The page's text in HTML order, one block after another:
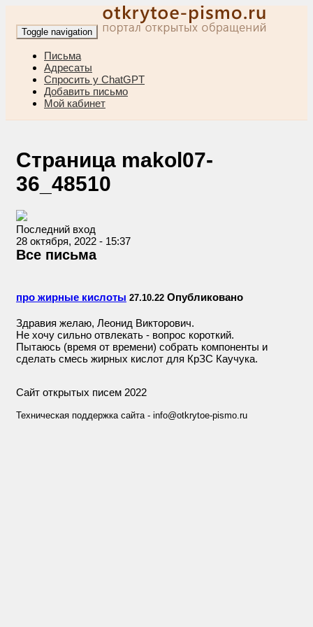
Toggle navigation
Письма
Адресаты
Спросить у ChatGPT
Добавить письмо
Мой кабинет
Страница makol07-
36_48510
Последний вход
28 октября, 2022 - 15:37
Все письма
про жирные кислоты 27.10.22 Опубликовано
Здравия желаю, Леонид Викторович.
Не хочу сильно отвлекать - вопрос короткий.
Пытаюсь (время от времени) собрать компоненты и
сделать смесь жирных кислот для КрЗС Каучука.
Сайт открытых писем 2022
Техническая поддержка сайта - info@otkrytoe-pismo.ru